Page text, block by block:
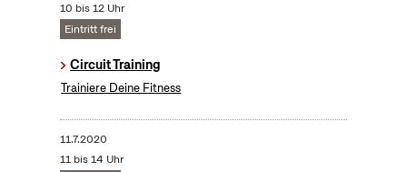
10 bis 12 Uhr
Eintritt frei
Circuit Training
Trainiere Deine Fitness
11.7.2020
11 bis 14 Uhr